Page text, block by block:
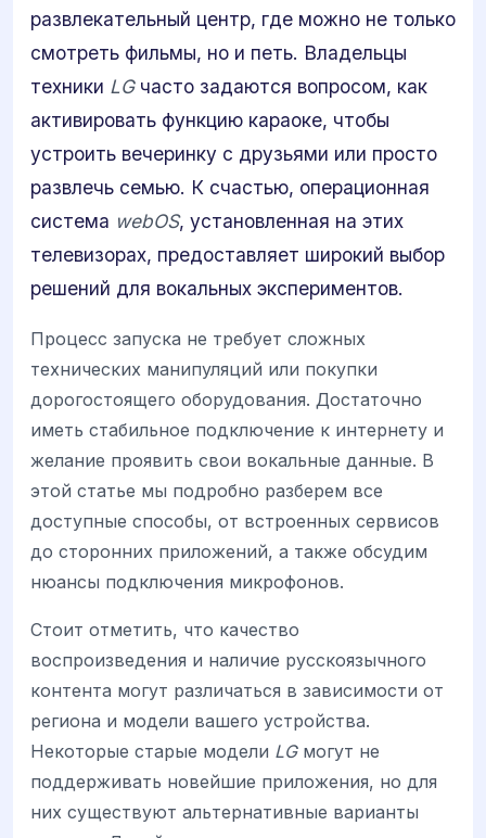
развлекательный центр, где можно не только
смотреть фильмы, но и петь. Владельцы
техники LGчасто задаются вопросом, как
активировать функцию караоке, чтобы
устроить вечеринку с друзьями или просто
развлечь семью. К счастью, операционная
система webOS, установленная на этих
телевизорах, предоставляет широкий выбор
решений для вокальных экспериментов.
Процесс запуска не требует сложных
технических манипуляций или покупки
дорогостоящего оборудования. Достаточно
иметь стабильное подключение к интернету и
желание проявить свои вокальные данные. В
этой статье мы подробно разберем все
доступные способы, от встроенных сервисов
до сторонних приложений, а также обсудим
нюансы подключения микрофонов.
Стоит отметить, что качество
воспроизведения и наличие русскоязычного
контента могут различаться в зависимости от
региона и модели вашего устройства.
Некоторые старые модели LGмогут не
поддерживать новейшие приложения, но для
них существуют альтернативные варианты